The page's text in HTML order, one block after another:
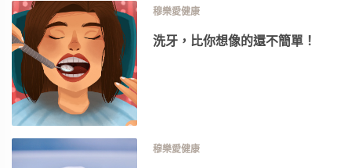
穆樂愛健康
洗牙，比你想像的還不簡單！
穆樂愛健康